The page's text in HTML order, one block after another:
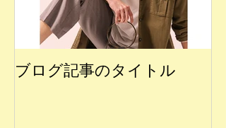
ブログ記事のタイトル